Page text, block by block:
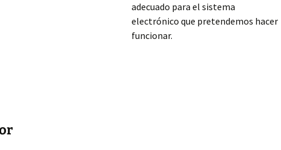
adecuado para el sistema
electrónico que pretendemos hacer
funcionar.